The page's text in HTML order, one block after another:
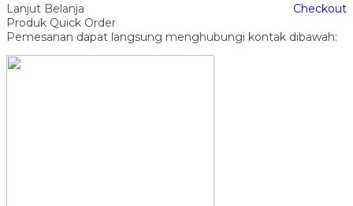
Lanjut Belanja
Checkout
Produk Quick Order
Pemesanan dapat langsung menghubungi kontak dibawah: